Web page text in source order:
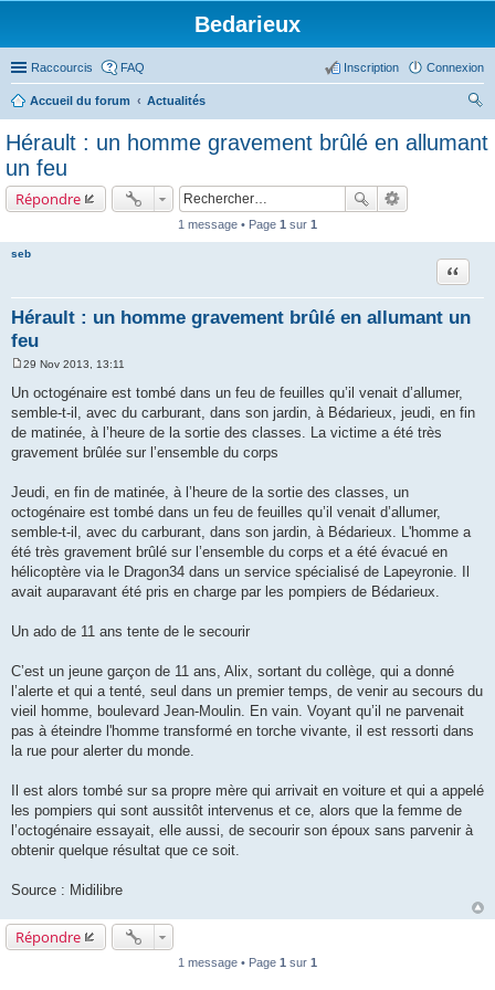
Bedarieux
Raccourcis FAQ Connexion
Inscription
Accueil du forum
Actualités
her
Hérault : un homme gravement brûlé en allumant
un feu
Répondre
1 message • Page 1 sur 1
seb
Hérault : un homme gravement brûlé en allumant un
feu
Citer
s
s
g
e
29 Nov 2013, 13:11
Un octogénaire est tombé dans un feu de feuilles qu’il venait d’allumer,
semble-t-il, avec du carburant, dans son jardin, à Bédarieux, jeudi, en fin
de matinée, à l’heure de la sortie des classes. La victime a été très
gravement brûlée sur l’ensemble du corps
Jeudi, en fin de matinée, à l’heure de la sortie des classes, un
octogénaire est tombé dans un feu de feuilles qu’il venait d’allumer,
semble-t-il, avec du carburant, dans son jardin, à Bédarieux. L'homme a
été très gravement brûlé sur l’ensemble du corps et a été évacué en
hélicoptère via le Dragon34 dans un service spécialisé de Lapeyronie. Il
avait auparavant été pris en charge par les pompiers de Bédarieux.
Un ado de 11 ans tente de le secourir
C’est un jeune garçon de 11 ans, Alix, sortant du collège, qui a donné
l’alerte et qui a tenté, seul dans un premier temps, de venir au secours du
vieil homme, boulevard Jean-Moulin. En vain. Voyant qu’il ne parvenait
pas à éteindre l'homme transformé en torche vivante, il est ressorti dans
la rue pour alerter du monde.
Il est alors tombé sur sa propre mère qui arrivait en voiture et qui a appelé
les pompiers qui sont aussitôt intervenus et ce, alors que la femme de
l’octogénaire essayait, elle aussi, de secourir son époux sans parvenir à
obtenir quelque résultat que ce soit.
Source : Midilibre
Répondre
1 message • Page 1 sur 1